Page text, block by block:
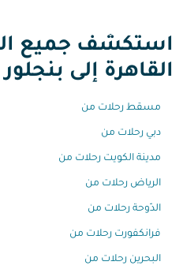
استكشف جميع
القاهرة إلى بنجلور
مسقط رحلات من
دبي رحلات من
مدينة الكويت رحلات من
الرياض رحلات من
الدّوحة رحلات من
فرانكفورت رحلات من
البحرين رحلات من